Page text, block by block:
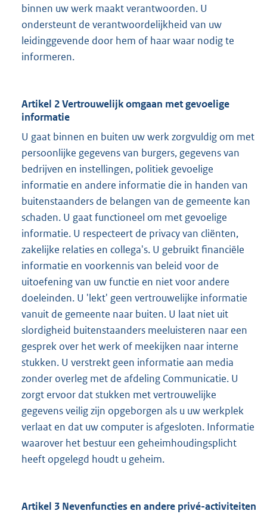
binnen uw werk maakt verantwoorden. U
ondersteunt de verantwoordelijkheid van uw
leidinggevende door hem of haar waar nodig te
informeren.
Artikel 2 Vertrouwelijk omgaan met gevoelige
informatie
U gaat binnen en buiten uw werk zorgvuldig om met
persoonlijke gegevens van burgers, gegevens van
bedrijven en instellingen, politiek gevoelige
informatie en andere informatie die in handen van
buitenstaanders de belangen van de gemeente kan
schaden. U gaat functioneel om met gevoelige
informatie. U respecteert de privacy van cliënten,
zakelijke relaties en collega's. U gebruikt financiële
informatie en voorkennis van beleid voor de
uitoefening van uw functie en niet voor andere
doeleinden. U 'lekt' geen vertrouwelijke informatie
vanuit de gemeente naar buiten. U laat niet uit
slordigheid buitenstaanders meeluisteren naar een
gesprek over het werk of meekijken naar interne
stukken. U verstrekt geen informatie aan media
zonder overleg met de afdeling Communicatie. U
zorgt ervoor dat stukken met vertrouwelijke
gegevens veilig zijn opgeborgen als u uw werkplek
verlaat en dat uw computer is afgesloten. Informatie
waarover het bestuur een geheimhoudingsplicht
heeft opgelegd houdt u geheim.
Artikel 3 Nevenfuncties en andere privé-activiteiten